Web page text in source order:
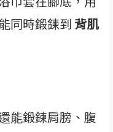
同時鍛鍊到 背肌
能鍛鍊肩膀、腹